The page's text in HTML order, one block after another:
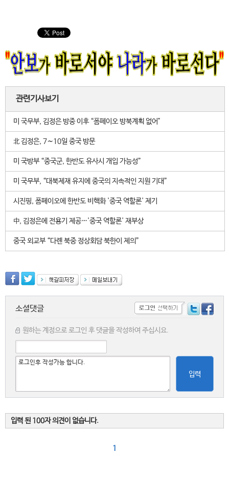
관련기사보기
미 국무부, 김정은 방중 이후 “폼페이오 방북계획 없어"
北 김정은, 7∼10일 중국 방문
미 국방부 “중국군, 한반도 유사시 개입 가능성”
미 국무부, “대북제재 유지에 중국의 지속적인 지원 기대”
시진핑, 폼페이오에 한반도 비핵화 '중국 역할론' 제기
中, 김정은에 전용기 제공…'중국 역할론' 재부상
중국 외교부 “다롄 북중 정상회담 북한이 제의”
소셜댓글
원하는 계정으로 로그인 후 댓글을 작성하여 주십시요.
입력
입력 된 100자 의견이 없습니다.
1